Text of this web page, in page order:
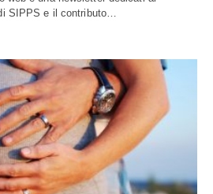
SIPPS e il contributo…